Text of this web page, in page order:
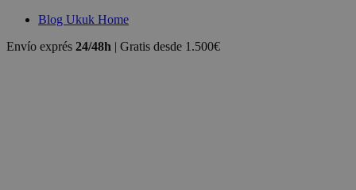
Blog Ukuk Home
Envío exprés 24/48h | Gratis desde 1.500€